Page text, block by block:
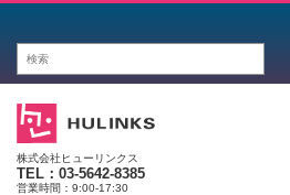
株式会社ヒューリンクス
TEL：03-5642-8385
営業時間：9:00-17:30